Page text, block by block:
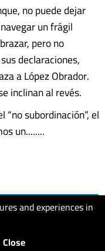
and experiences in
Close
no puede dejar
un frágil
pero no
declaraciones,
a López Obrador.
inclinan al revés.
“no subordinación”, el
un........